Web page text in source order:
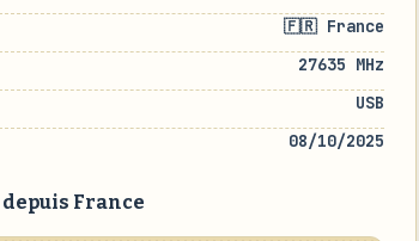
🇫🇷 France
27635 MHz
USB
08/10/2025
France